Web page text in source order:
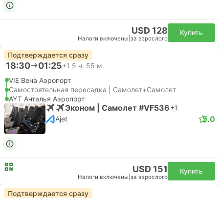
USD 128
Налоги включены за взрослого
Купить
Подтверждается сразу
18:30 01:25+1 5 ч. 55 м.
VIE Вена Аэропорт
Самостоятельная пересадка | Самолет+Самолет
AYT Анталья Аэропорт
Эконом | Самолет #VF536 +1
Ajet 5.0
USD 151
Налоги включены за взрослого
Купить
Подтверждается сразу